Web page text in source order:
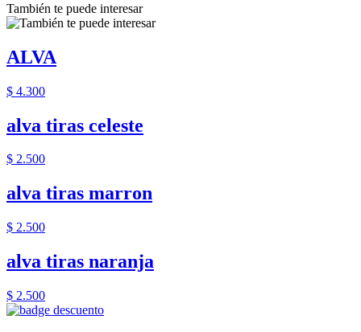
También te puede interesar
ALVA
$ 4.300
alva tiras celeste
$ 2.500
alva tiras marron
$ 2.500
alva tiras naranja
$ 2.500